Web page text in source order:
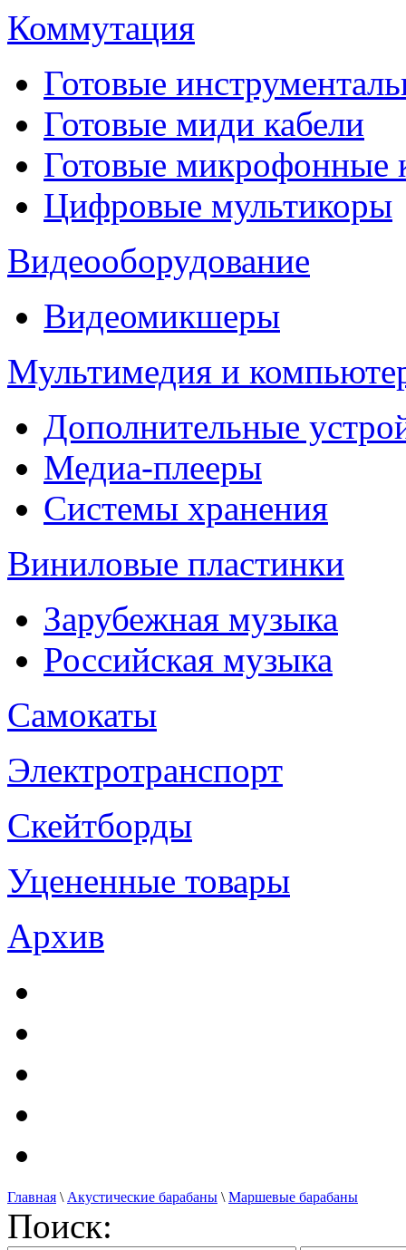
Коммутация
Готовые
Готовые миди кабели
Готовые микрофонные
Цифровые мультикоры
Видеооборудование
Видеомикшеры
Мультимедия и
Дополнительные
Медиа-плееры
Системы хранения
Виниловые пластинки
Зарубежная музыка
Российская музыка
Самокаты
Электротранспорт
Скейтборды
Уцененные товары
Архив
Главная \ Акустические барабаны \ Маршевые барабаны
Поиск: